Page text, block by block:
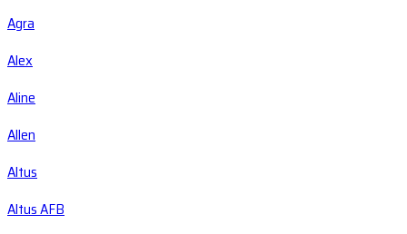
Agra
Alex
Aline
Allen
Altus
Altus AFB